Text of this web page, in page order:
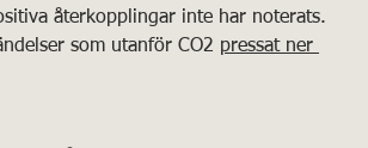
återkopplingar inte har noterats.
som utanför CO2 pressat ner